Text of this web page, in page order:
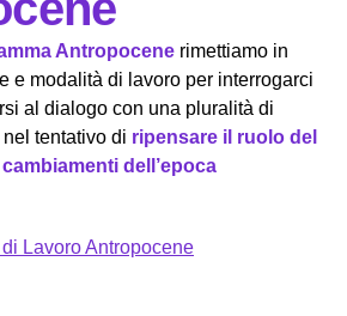
Antropocene rimettiamo in
e modalità di lavoro per interrogarci
al dialogo con una pluralità di
tentativo di ripensare il ruolo del
dell’epoca
Lavoro Antropocene